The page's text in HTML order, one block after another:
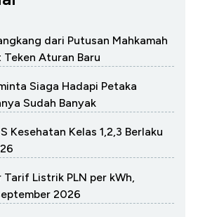
dari Putusan Mahkamah
Aturan Baru
Siaga Hadapi Petaka
Sudah Banyak
Kesehatan Kelas 1,2,3 Berlaku
Listrik PLN per kWh,
2026